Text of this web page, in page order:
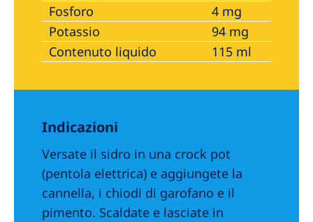
Fosforo
4 mg
Potassio
94 mg
Contenuto liquido
115 ml
Indicazioni
Versate il sidro in una crock pot
(pentola elettrica) e aggiungete la
cannella, i chiodi di garofano e il
pimento. Scaldate e lasciate in